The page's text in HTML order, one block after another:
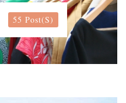
55 Post(s)